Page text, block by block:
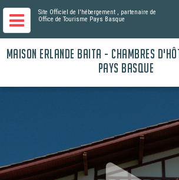
Site Officiel de l'hébergement , partenaire de
Office de Tourisme Pays Basque
MAISON ERLANDE BAITA - CHAMBRES
PAYS BASQUE